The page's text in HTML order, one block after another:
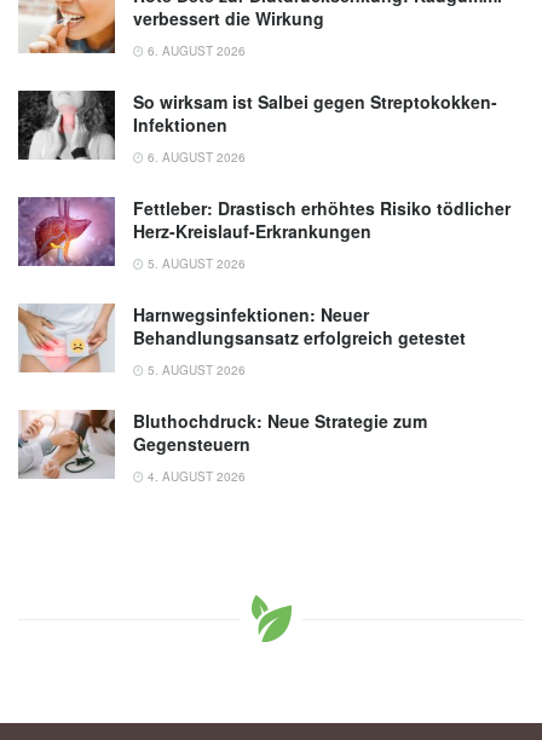
verbessert die Wirkung
6. AUGUST 2026
So wirksam ist Salbei gegen Streptokokken-
Infektionen
6. AUGUST 2026
Fettleber: Drastisch erhöhtes Risiko tödlicher
Herz-Kreislauf-Erkrankungen
5. AUGUST 2026
Harnwegsinfektionen: Neuer
Behandlungsansatz erfolgreich getestet
5. AUGUST 2026
Bluthochdruck: Neue Strategie zum
Gegensteuern
4. AUGUST 2026